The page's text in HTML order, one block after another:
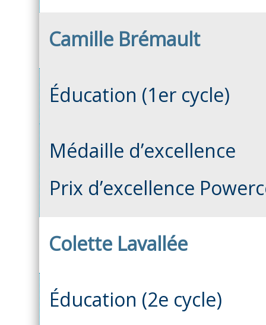
Camille Brémault
Éducation (1er cycle)
Médaille d’excellence
Prix d’excellence
Colette Lavallée
Éducation (2e cycle)